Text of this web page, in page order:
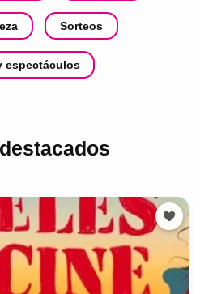
Sorteos
espectáculos